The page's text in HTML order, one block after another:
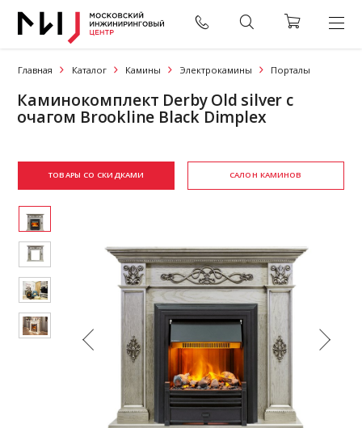
Главная Каталог Камины Электрокамины Порталы
Каминокомплект Derby Old silver с
очагом Brookline Black Dimplex
ТОВАРЫ СО СКИДКАМИ САЛОН КАМИНОВ